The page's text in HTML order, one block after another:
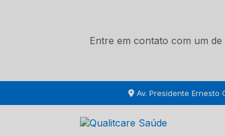
Entre em contato com um de
Av. Presidente Ernesto